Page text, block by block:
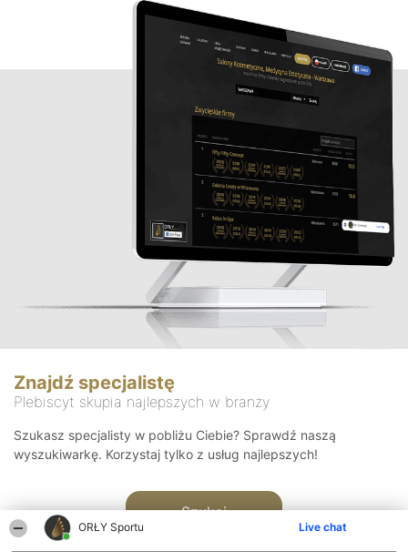
ORŁY Sportu Live chat
Znajdź specjalistę
Plebiscyt skupia najlepszych w branży
Szukasz specjalisty w pobliżu Ciebie? Sprawdź naszą
wyszukiwarkę. Korzystaj tylko z usług najlepszych!
Szukaj